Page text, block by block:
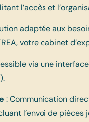
l’accès et
adaptée aux
votre cabinet
via une
: Communication
l’envoi de pièces